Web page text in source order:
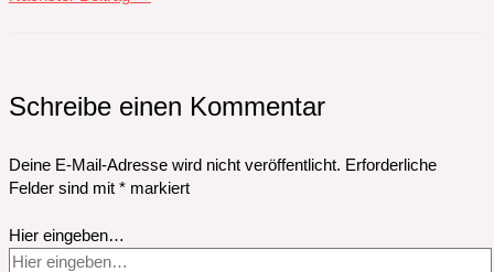
Schreibe einen Kommentar
Deine E-Mail-Adresse wird nicht veröffentlicht. Erforderliche
Felder sind mit * markiert
Hier eingeben…